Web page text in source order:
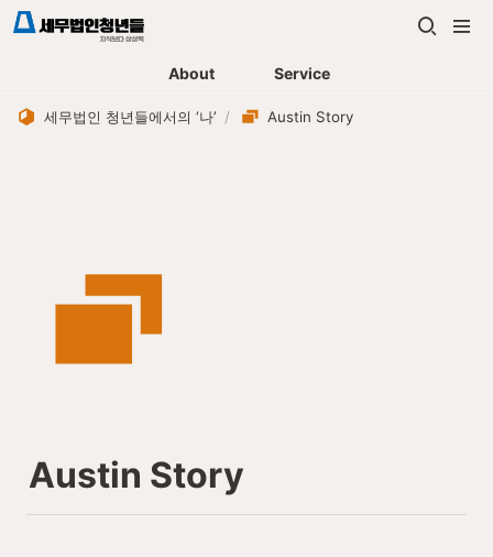
About Service
세무법인 청년들에서의 ‘나’ / Austin Story
Austin Story